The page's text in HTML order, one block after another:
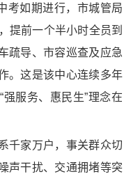
考如期进行，市城管局
提前一个半小时全员到
疏导、市容巡查及应急
。这是该中心连续多年
服务、惠民生”理念在
千家万户，事关群众切
声干扰、交通拥堵等突